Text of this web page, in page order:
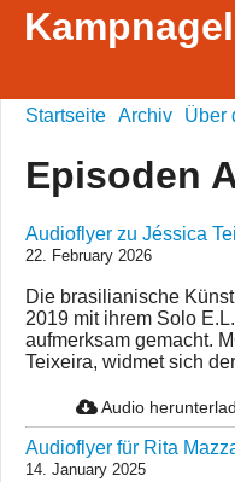
Kampnagel
Startseite Archiv Über
Episoden
Audioflyer zu Jéssica
22. February 2026
Die brasilianische
2019 mit ihrem Solo
aufmerksam gemacht.
Teixeira, widmet sich
Audio
Audioflyer für Rita
14. January 2025